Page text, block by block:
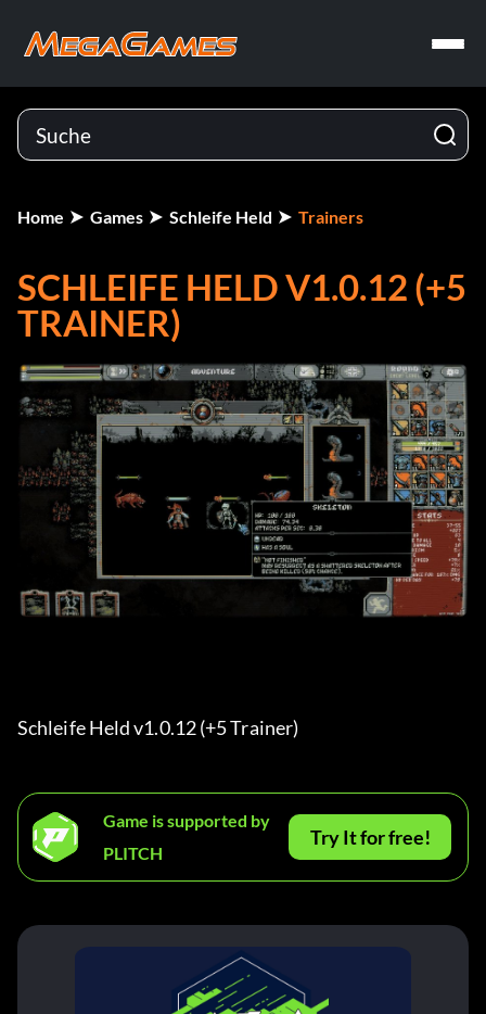
Home Games Schleife Held Trainers
SCHLEIFE HELD V1.0.12 (+5
TRAINER)
Schleife Held v1.0.12 (+5 Trainer)
Game is supported by
PLITCH
Try It for free!